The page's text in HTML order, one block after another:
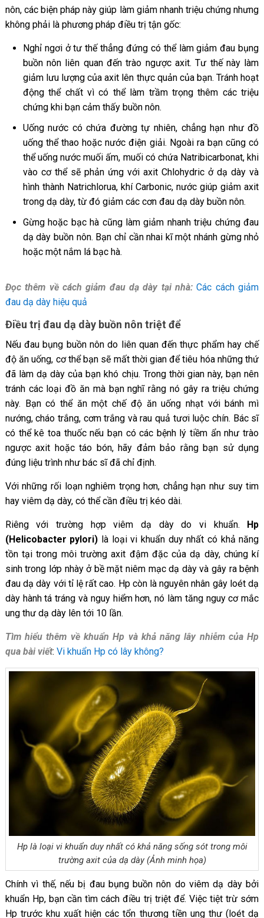
nôn, các biện pháp này giúp làm giảm nhanh triệu chứng nhưng
không phải là phương pháp điều trị tận gốc:
Nghỉ ngơi ở tư thế thẳng đứng có thể làm giảm đau bụng
buồn nôn liên quan đến trào ngược axit. Tư thế này làm
giảm lưu lượng của axit lên thực quản của bạn. Tránh hoạt
động thể chất vì có thể làm trầm trọng thêm các triệu
chứng khi bạn cảm thấy buồn nôn.
Uống nước có chứa đường tự nhiên, chẳng hạn như đồ
uống thể thao hoặc nước điện giải. Ngoài ra bạn cũng có
thể uống nước muối ấm, muối có chứa Natribicarbonat, khi
vào cơ thể sẽ phản ứng với axit Chlohydric ở dạ dày và
hình thành Natrichlorua, khí Carbonic, nước giúp giảm axit
trong dạ dày, từ đó giảm các cơn đau dạ dày buồn nôn.
Gừng hoặc bạc hà cũng làm giảm nhanh triệu chứng đau
dạ dày buồn nôn. Bạn chỉ cần nhai kĩ một nhánh gừng nhỏ
hoặc một nắm lá bạc hà.
Đọc thêm về cách giảm đau dạ dày tại nhà: Các cách giảm
đau dạ dày hiệu quả
Điều trị đau dạ dày buồn nôn triệt để
Nếu đau bụng buồn nôn do liên quan đến thực phẩm hay chế
độ ăn uống, cơ thể bạn sẽ mất thời gian để tiêu hóa những thứ
đã làm dạ dày của bạn khó chịu. Trong thời gian này, bạn nên
tránh các loại đồ ăn mà bạn nghĩ rằng nó gây ra triệu chứng
này. Bạn có thể ăn một chế độ ăn uống nhạt với bánh mì
nướng, cháo trắng, cơm trắng và rau quả tươi luộc chín. Bác sĩ
có thể kê toa thuốc nếu bạn có các bệnh lý tiềm ẩn như trào
ngược axit hoặc táo bón, hãy đảm bảo rằng bạn sử dụng
đúng liệu trình như bác sĩ đã chỉ định.
Với những rối loạn nghiêm trọng hơn, chẳng hạn như suy tim
hay viêm dạ dày, có thể cần điều trị kéo dài.
Riêng với trường hợp viêm dạ dày do vi khuẩn. Hp
(Helicobacter pylori) là loại vi khuẩn duy nhất có khả năng
tồn tại trong môi trường axit đậm đặc của dạ dày, chúng kí
sinh trong lớp nhày ở bề mặt niêm mạc dạ dày và gây ra bệnh
đau dạ dày với tỉ lệ rất cao. Hp còn là nguyên nhân gây loét dạ
dày hành tá tráng và nguy hiểm hơn, nó làm tăng nguy cơ mắc
ung thư dạ dày lên tới 10 lần.
Tìm hiểu thêm về khuẩn Hp và khả năng lây nhiễm của Hp
qua bài viết: Vi khuẩn Hp có lây không?
Hp là loại vi khuẩn duy nhất có khả năng sống sót trong môi
trường axit của dạ dày (Ảnh minh họa)
Chính vì thế, nếu bị đau bụng buồn nôn do viêm dạ dày bởi
khuẩn Hp, bạn cần tìm cách điều trị triệt để. Việc tiệt trừ sớm
Hp trước khu xuất hiện các tổn thương tiền ung thư (loét dạ